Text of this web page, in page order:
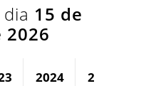
15 de
2026
2024 2025